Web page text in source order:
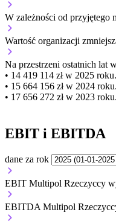
W zależności od przyjętego
Wartość organizacji
Na przestrzeni ostatnich lat
• 14 419 114 zł w 2025 roku.
• 15 664 156 zł w 2024 roku.
• 17 656 272 zł w 2023 roku.
EBIT i EBITDA
dane za rok
EBIT Multipol Rzeczyccy
EBITDA Multipol